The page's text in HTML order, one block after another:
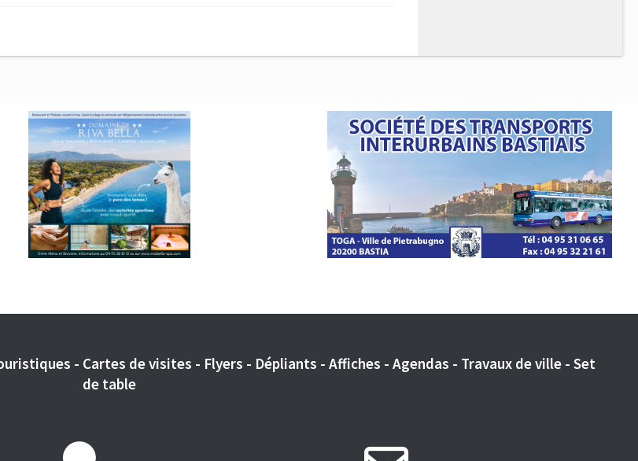
- Cartes de visites - Flyers - Dépliants - Affiches - Agendas - Travaux de ville - Set
de table